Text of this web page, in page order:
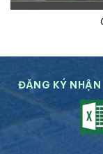
ĐĂNG KÝ